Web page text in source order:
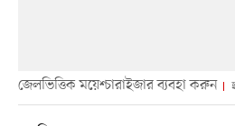
জেলভিত্তিক ময়েশ্চারাইজার ব্যবহা করুন